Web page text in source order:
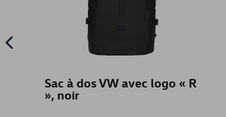
Sac à dos VW avec logo « R
», noir